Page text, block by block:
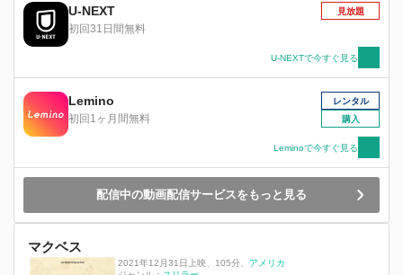
U-NEXT
初回31日間無料
見放題
U-NEXTで今すぐ見る
Lemino
初回1ヶ月間無料
レンタル
購入
Leminoで今すぐ見る
配信中の動画配信サービスをもっと見る
マクベス
2021年12月31日上映 105分
アメリカ